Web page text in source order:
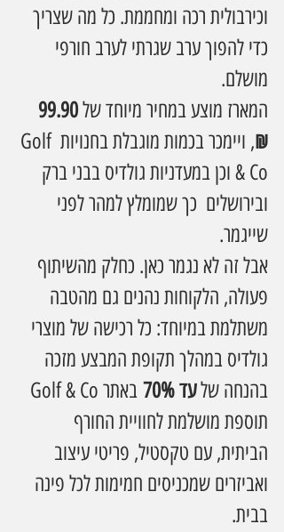
וכירבולית רכה ומחממת. כל מה שצריך
כדי להפוך ערב שגרתי לערב חורפי
מושלם.
המארז מוצע במחיר מיוחד של
₪
, ויימכר בכמות מוגבלת בחנויות Golf
& Co וכן במעדניות גולדיס בבני ברק
ובירושלים  כך שמומלץ למהר לפני
שייגמר.
אבל זה לא נגמר כאן. כחלק מהשיתוף
פעולה, הלקוחות נהנים גם מהטבה
משתלמת במיוחד: כל רכישה של מוצרי
גולדיס במהלך תקופת המבצע מזכה
בהנחה של עד 70%
תוספת מושלמת לחוויית החורף
הביתית, עם טקסטיל, פריטי עיצוב
ואביזרים שמכניסים חמימות לכל פינה
בבית.